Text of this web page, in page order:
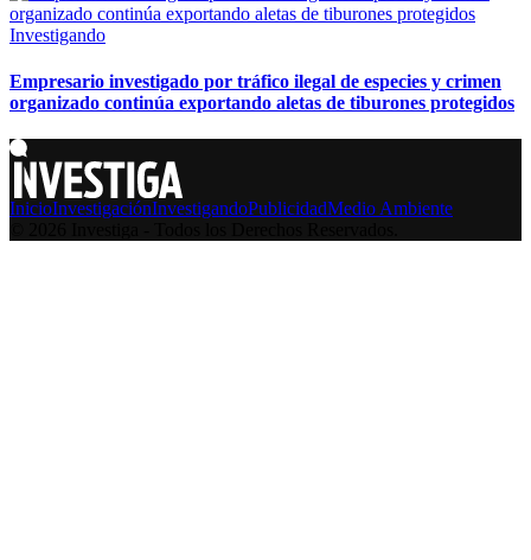
Investigando
Empresario investigado por tráfico ilegal de especies y crimen
organizado continúa exportando aletas de tiburones protegidos
InicioInvestigaciónInvestigandoPublicidadMedio Ambiente